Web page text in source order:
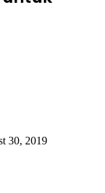
30, 2019